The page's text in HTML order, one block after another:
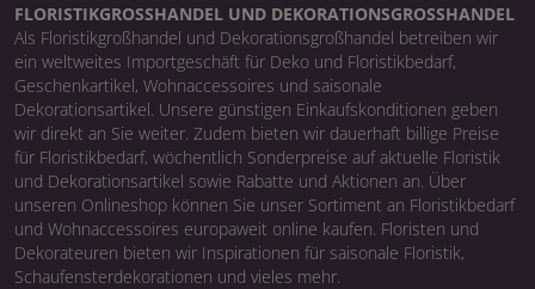
FLORISTIKGROSSHANDEL UND DEKORATIONSGROSSHANDEL
Als Floristikgroßhandel und Dekorationsgroßhandel betreiben wir
ein weltweites Importgeschäft für Deko und Floristikbedarf,
Geschenkartikel, Wohnaccessoires und saisonale
Dekorationsartikel. Unsere günstigen Einkaufskonditionen geben
wir direkt an Sie weiter. Zudem bieten wir dauerhaft billige Preise
für Floristikbedarf, wöchentlich Sonderpreise auf aktuelle Floristik
und Dekorationsartikel sowie Rabatte und Aktionen an. Über
unseren Onlineshop können Sie unser Sortiment an Floristikbedarf
und Wohnaccessoires europaweit online kaufen. Floristen und
Dekorateuren bieten wir Inspirationen für saisonale Floristik,
Schaufensterdekorationen und vieles mehr.